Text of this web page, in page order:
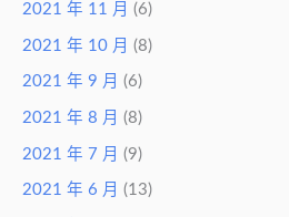
2021 年 11 月 (6)
2021 年 10 月 (8)
2021 年 9 月 (6)
2021 年 8 月 (8)
2021 年 7 月 (9)
2021 年 6 月 (13)